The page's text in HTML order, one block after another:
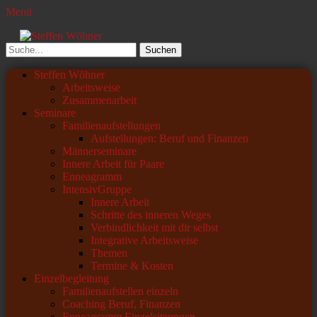
Menü
Steffen Wöhner
Lehrer und Seminarleiter
Suchen
nach:
Primäres
Zum
Steffen Wöhner
Arbeitsweise
Zusammenarbeit
Seminare
Familienaufstellungen
Aufstellungen: Beruf und Finanzen
Männerseminare
Innere Arbeit für Paare
Enneagramm
IntensivGruppe
Innere Arbeit
Schritte des inneren Weges
Verbindlichkeit mit dir selbst
Integrative Arbeitsweise
Themen
Termine & Kosten
Einzelbegleitung
Familienaufstellen einzeln
Coaching Beruf, Finanzen